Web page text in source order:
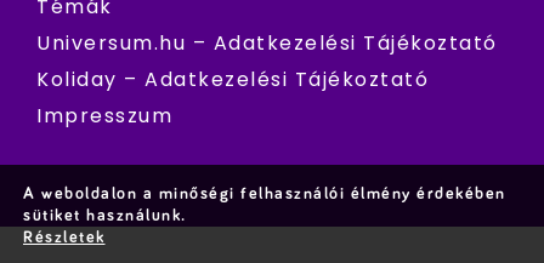
Témák
Universum.hu – Adatkezelési Tájékoztató
Koliday – Adatkezelési Tájékoztató
Impresszum
A weboldalon a minőségi felhasználói élmény érdekében
sütiket használunk.
Részletek